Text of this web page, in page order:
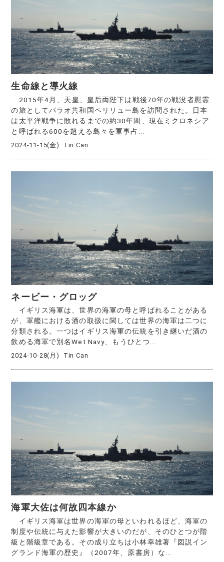
生命線と導火線
2015年4月、天皇、皇后両陛下は戦後70年の戦没者慰霊
の旅としてパラオ共和国ペリリュー島を訪問された。日本
は太平洋戦争に敗れるまでの約30年間、現在ミクロネシア
と呼ばれる600を超える島々を軍事占...
2024-11-15(金) Tin Can
ネービー・グロッグ
イギリス海軍は、世界の海軍の母と呼ばれることがある
が、軍艦における酒の取扱に関しては世界の海軍は二つに
分類される。一つはイギリス海軍の伝統を引き継いだ酒の
飲める海軍で別名Wet Navy、もうひとつ...
2024-10-28(月) Tin Can
海軍大佐は何故四本線か
イギリス海軍は世界の海軍の母といわれるほど、海軍の
制度や伝統に与えた影響が大きいのだが、そのひとつが階
級と階級章である。その成り立ちは小林幸雄著『図説イン
グランド海軍の歴史』（2007年、原書房）な...